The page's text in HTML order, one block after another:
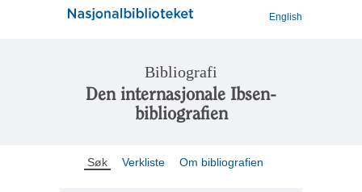
English
Bibliografi
Den internasjonale Ibsen-
bibliografien
Søk Verkliste Om bibliografien